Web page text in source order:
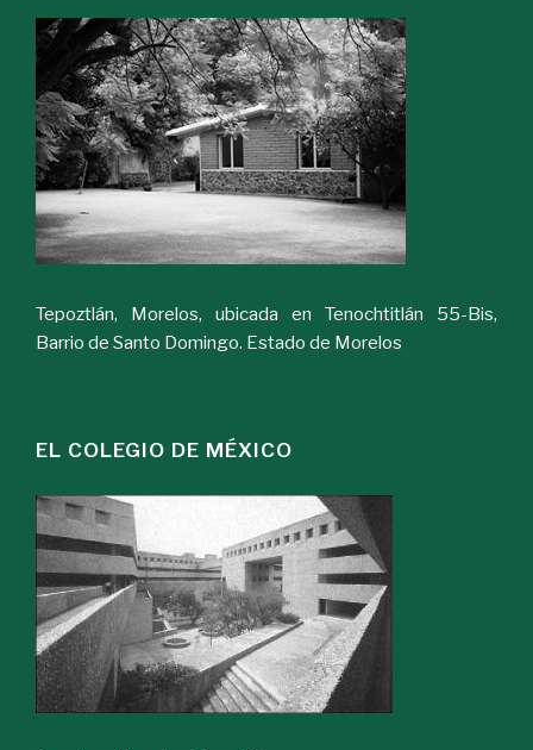
Tepoztlán, Morelos, ubicada en Tenochtitlán 55-Bis,
Barrio de Santo Domingo. Estado de Morelos
EL COLEGIO DE MÉXICO